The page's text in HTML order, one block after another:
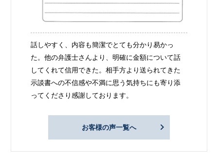
話しやすく、内容も簡潔でとても分かり易かっ
た。他の弁護士さんより、明確に金額について話
してくれて信用できた。相手方より送られてきた
示談書への不信感や不満に思う気持ちにも寄り添
ってくださり感謝しております。
お客様の声一覧へ